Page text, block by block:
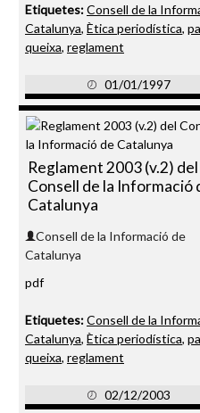
Etiquetes:Consell de la
Catalunya, Ètica periodística,
queixa, reglament
01/01/1997
Reglament 2003 (v.2) del
Consell de la Informació
Catalunya
Consell de la Informació de
Catalunya
pdf
Etiquetes:Consell de la
Catalunya, Ètica periodística,
queixa, reglament
02/12/2003